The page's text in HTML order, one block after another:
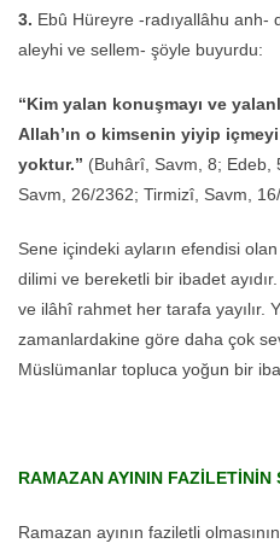
3. Ebû Hüreyre -radıyallâhu anh-
aleyhi ve sellem- şöyle buyurdu:
“Kim yalan konuşmayı ve
Allah’ın o kimsenin yiyip içmeyi
yoktur.” (Buhârî, Savm, 8; Edeb,
Savm, 26/2362; Tirmizî, Savm,
Sene içindeki ayların efendisi
dilimi ve bereketli bir ibadet ayıdır.
ve ilâhî rahmet her tarafa yayılır.
zamanlardakine göre daha çok
Müslümanlar topluca yoğun bir
RAMAZAN AYININ FAZİLETİNİN
Ramazan ayının faziletli